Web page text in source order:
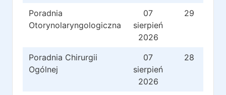
Poradnia
Otorynolaryngologiczna
07
sierpień
2026
29
Poradnia Chirurgii
Ogólnej
07
sierpień
2026
28